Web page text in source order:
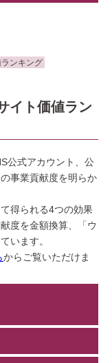
ンキング
イト価値ラン
公式アカウント、公
事業貢献度を明らか
得られる4つの効果
度を金額換算、「ウ
います。
からご覧いただけま